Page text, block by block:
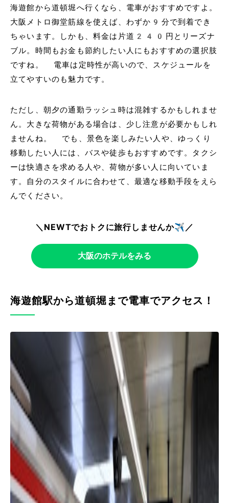
海遊館から道頓堀へ行くなら、電車がおすすめですよ。
大阪メトロ御堂筋線を使えば、わずか9分で到着でき
ちゃいます。しかも、料金は片道240円とリーズナ
ブル。時間もお金も節約したい人にもおすすめの選択肢
ですね。 電車は定時性が高いので、スケジュールを
立てやすいのも魅力です。
ただし、朝夕の通勤ラッシュ時は混雑するかもしれませ
ん。大きな荷物がある場合は、少し注意が必要かもしれ
ませんね。 でも、景色を楽しみたい人や、ゆっくり
移動したい人には、バスや徒歩もおすすめです。タクシ
ーは快適さを求める人や、荷物が多い人に向いていま
す。自分のスタイルに合わせて、最適な移動手段をえら
んでください。
＼NEWTでおトクに旅行しませんか✈️／
大阪のホテルをみる
海遊館駅から道頓堀まで電車でアクセス！